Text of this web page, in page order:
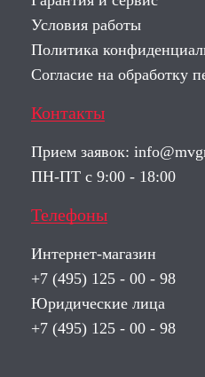
Условия работы
Политика
Согласие на обработку
Контакты
Прием заявок:
ПН-ПТ с 9:00 - 18:00
Телефоны
Интернет-магазин
+7 (495) 125 - 00 - 98
Юридические лица
+7 (495) 125 - 00 - 98